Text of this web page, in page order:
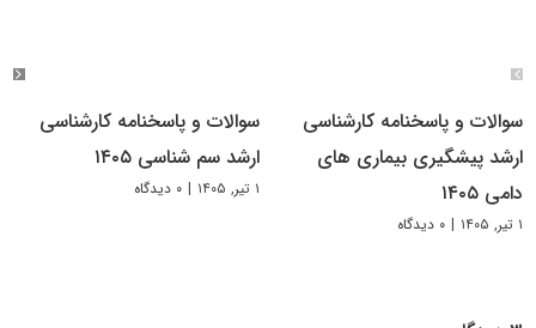
سوالات و پاسخنامه کارشناسی
ارشد پیشگیری بیماری های
دامی ۱۴۰۵
۱ تیر, ۱۴۰۵ | ۰ دیدگاه
سوالات و پاسخنامه کارشناسی
ارشد سم شناسی ۱۴۰۵
۱ تیر, ۱۴۰۵ | ۰ دیدگاه